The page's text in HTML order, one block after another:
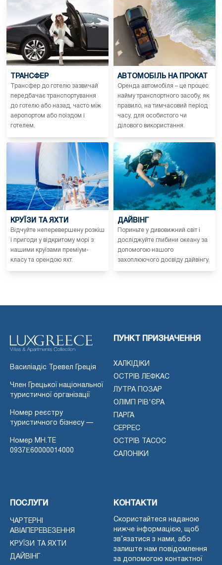
ТРАНСФЕР
Трансфер до готелю зазвичай
передбачає транспортування
до готелю або назад, часто між
аеропортом або поїздом і
готелем.
АВТОМОБІЛЬ НА ПРОКАТ
Оренда автомобіля – це процес
найму транспортного засобу, як
правило, на тимчасовий період
часу, для особистого чи
ділового використання.
КРУЇЗИ ТА ЯХТИ
Відчуйте неперевершену розкіш
і пригоди у відкритому морі з
нашими круїзами преміум-
класу та орендою яхт.
ДАЙВІНГ
Пориньте у дивовижний світ і
досліджуйте глибини океану за
допомогою нашого
захоплюючого досвіду дайвінгу.
Василіадіс Тревел Греція
Член Грецької національної
туристичної організації
Номер реєстру
туристичного бізнесу —
Номер MH.TE
0937Ε60000014000
ПУНКТ ПРИЗНАЧЕННЯ
ХАЛКІДІКИ
ОСТРІВ ЛЕФКАС
ЛУТРА ПОЗАР
ОЛІМП РІВ'ЄРА
ПАРГА
СЕРРЕС
ОСТРІВ ТАСОС
САЛОНІКИ
ПОСЛУГИ
ЧАРТЕРНІ
АВІАПЕРЕВЕЗЕННЯ
КРУЇЗИ ТА ЯХТИ
ДАЙВІНГ
КОНТАКТИ
Скористайтеся наданою
нижче інформацією, щоб
зв’язатися з нами, або
залиште нам повідомлення
за допомогою контактної